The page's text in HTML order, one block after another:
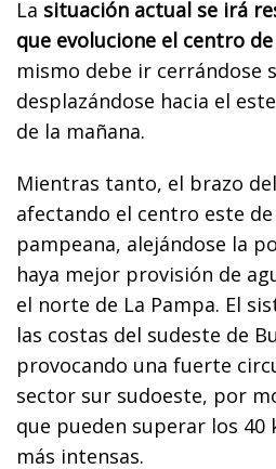
La situación actual se irá
que evolucione el centro
mismo debe ir cerrándose
desplazándose hacia el
de la mañana.
Mientras tanto, el brazo
afectando el centro este
pampeana, alejándose la
haya mejor provisión de
el norte de La Pampa. El
las costas del sudeste de
provocando una fuerte
sector sur sudoeste, por
que pueden superar los 40
más intensas.